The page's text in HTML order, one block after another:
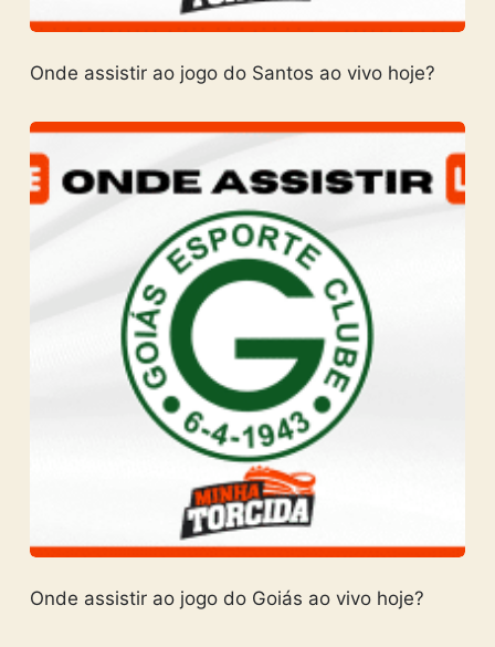
Onde assistir ao jogo do Santos ao vivo hoje?
Onde assistir ao jogo do Goiás ao vivo hoje?